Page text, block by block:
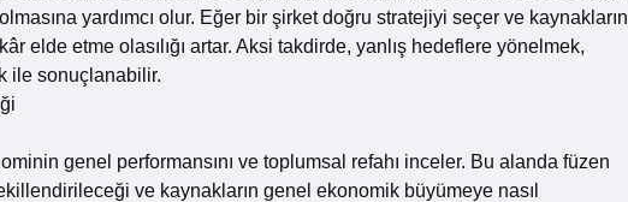
yardımcı olur. Eğer bir şirket doğru stratejiyi seçer ve
elde etme olasılığı artar. Aksi takdirde, yanlış hedeflere yönelmek,
ile sonuçlanabilir.
genel performansını ve toplumsal refahı inceler. Bu alanda füzen
ve kaynakların genel ekonomik büyümeye nasıl